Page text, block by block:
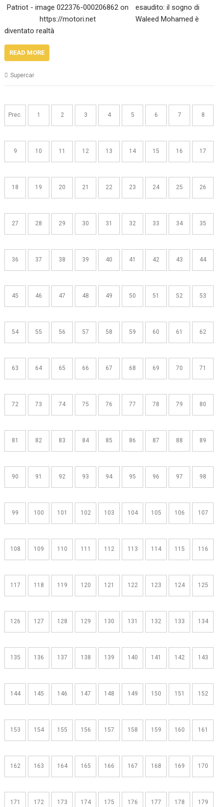
esaudito: il sogno di
Waleed Mohamed è
diventato realtà
READ MORE
Supercar
Navigazione
articoli
Prec. 1 2 3 4 5 6 7 8
9 10 11 12 13 14 15 16 17
18 19 20 21 22 23 24 25 26
27 28 29 30 31 32 33 34 35
36 37 38 39 40 41 42 43 44
45 46 47 48 49 50 51 52 53
54 55 56 57 58 59 60 61 62
63 64 65 66 67 68 69 70 71
72 73 74 75 76 77 78 79 80
81 82 83 84 85 86 87 88 89
90 91 92 93 94 95 96 97 98
99 100 101 102 103 104 105 106 107
108 109 110 111 112 113 114 115 116
117 118 119 120 121 122 123 124 125
126 127 128 129 130 131 132 133 134
135 136 137 138 139 140 141 142 143
144 145 146 147 148 149 150 151 152
153 154 155 156 157 158 159 160 161
162 163 164 165 166 167 168 169 170
171 172 173 174 175 176 177 178 179